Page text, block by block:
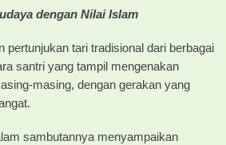
dengan Nilai Islam
pertunjukan tari tradisional dari berbagai
santri yang tampil mengenakan
masing, dengan gerakan yang
sambutannya menyampaikan